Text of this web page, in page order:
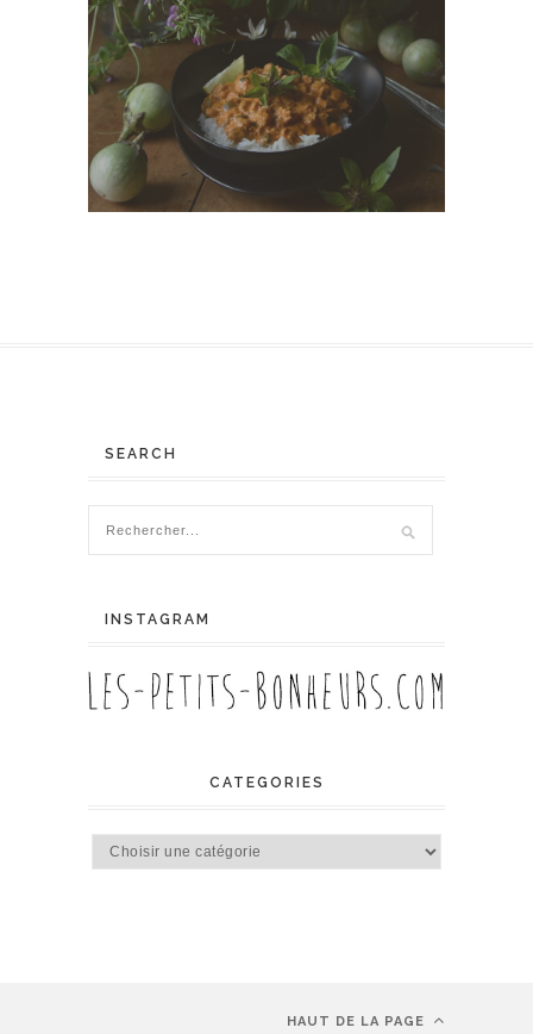
SEARCH
INSTAGRAM
CATEGORIES
HAUT DE LA PAGE